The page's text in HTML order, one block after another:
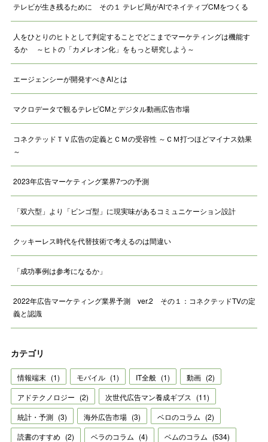
テレビが生き残るために その１ テレビ局がAIでネイティブCMをつくる
人をひとりのヒトとして判定することでどこまでマーケティングは機能す
るか ～ヒトの「カメレオン化」をもっと研究しよう～
エージェンシーが開発すべきAIとは
マクロデータで観るテレビCMとデジタル動画広告市場
コネクテッドＴＶ広告の定義とＣＭの受容性 ～ＣＭ打つほどマイナス効果
～
2023年広告マーケティング業界7つの予測
「双六型」より「ビンゴ型」に現実味があるコミュニケーション設計
クッキーレス時代を代替技術で考えるのは間違い
「成功事例は参考になるか」
2022年広告マーケティング業界予測 ver.2 その１：コネクテッドTVの定
義と認識
カテゴリ
情報端末 (1) モバイル (1) IT全般 (1) 動画 (2)
アドテクノロジー (2) 次世代広告マン養成ギブス (11)
統計・予測 (3) 海外広告市場 (3) ベロのコラム (2)
読書のすすめ (2) ベラのコラム (4) ベムのコラム (534)